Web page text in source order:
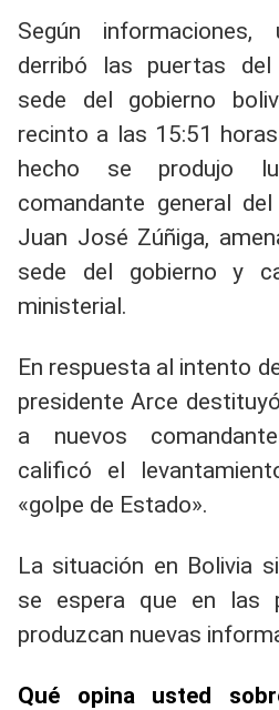
Según
derribó las puertas del
sede del gobierno
recinto a las 15:51
hecho se produjo
comandante general
Juan José Zúñiga,
sede del gobierno y
ministerial.
En respuesta al intento
presidente Arce
a nuevos
calificó el
«golpe de Estado».
La situación en Bolivia
se espera que en las
produzcan nuevas
Qué opina usted